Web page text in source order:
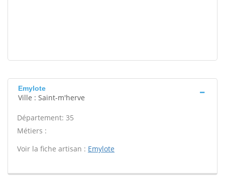
Emylote
Ville : Saint-m'herve
Département: 35
Métiers :
Voir la fiche artisan : Emylote